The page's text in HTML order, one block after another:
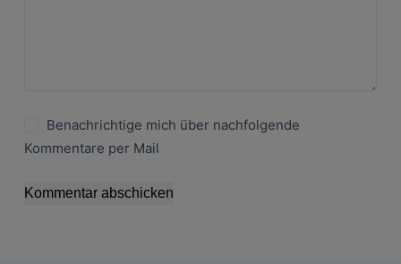
Benachrichtige mich über nachfolgende
Kommentare per Mail
Kommentar abschicken